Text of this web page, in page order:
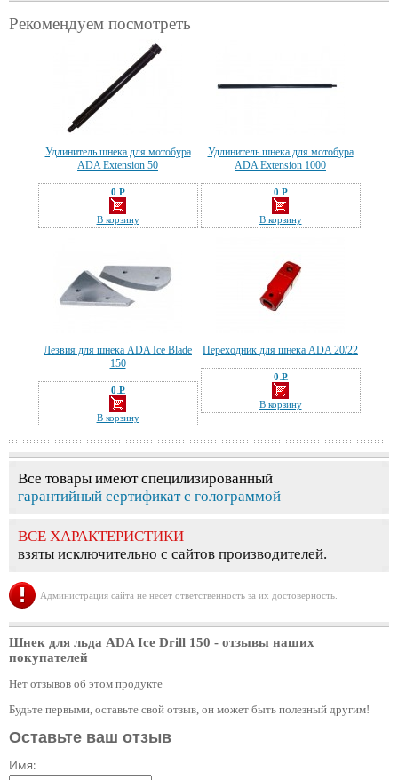
Рекомендуем посмотреть
Удлинитель шнека для мотобура
ADA Extension 50
0 Р
—
В корзину
Удлинитель шнека для мотобура
ADA Extension 1000
0 Р
—
В корзину
Лезвия для шнека ADA Ice Blade
150
0 Р
—
В корзину
Переходник для шнека ADA 20/22
0 Р
—
В корзину
Все товары имеют специлизированный
гарантийный сертификат с голограммой
ВСЕ ХАРАКТЕРИСТИКИ
взяты исключительно с сайтов производителей.
Администрация сайта не несет ответственность за их достоверность.
Шнек для льда ADA Ice Drill 150 - отзывы наших
покупателей
Нет отзывов об этом продукте
Будьте первыми, оставьте свой отзыв, он может быть полезный другим!
Оставьте ваш отзыв
Имя: